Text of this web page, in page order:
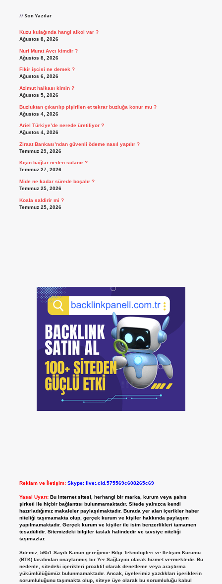
Son Yazılar
Kuzu kulağında hangi alkol var ?
Ağustos 8, 2026
Nuri Murat Avcı kimdir ?
Ağustos 8, 2026
Fikir işcisi ne demek ?
Ağustos 6, 2026
Azimut halkası kimin ?
Ağustos 5, 2026
Buzluktan çıkarılıp pişirilen et tekrar buzluğa konur mu ?
Ağustos 4, 2026
Ariel Türkiye’de nerede üretiliyor ?
Ağustos 4, 2026
Ziraat Bankası’ndan güvenli ödeme nasıl yapılır ?
Temmuz 29, 2026
Kışın bağlar neden sulanır ?
Temmuz 27, 2026
Mide ne kadar sürede boşalır ?
Temmuz 25, 2026
Koala saldirir mi ?
Temmuz 25, 2026
Reklam ve İletişim: Skype: live:.cid.575569c608265c69
Yasal Uyarı: Bu internet sitesi, herhangi bir marka, kurum veya şahıs
şirketi ile hiçbir bağlantısı bulunmamaktadır. Sitede yalnızca kendi
hazırladığımız makaleler paylaşılmaktadır. Burada yer alan içerikler haber
niteliği taşımamakta olup, gerçek kurum ve kişiler hakkında paylaşım
yapılmamaktadır. Gerçek kurum ve kişiler ile isim benzerlikleri tamamen
tesadüfidir. Sitemizdeki bilgiler taslak halindedir ve tavsiye niteliği
taşımazlar.
Sitemiz, 5651 Sayılı Kanun gereğince Bilgi Teknolojileri ve İletişim Kurumu
(BTK) tarafından onaylanmış bir Yer Sağlayıcı olarak hizmet vermektedir. Bu
nedenle, sitedeki içerikleri proaktif olarak denetleme veya araştırma
yükümlülüğümüz bulunmamaktadır. Ancak, üyelerimiz yazdıkları içeriklerin
sorumluluğunu taşımakta olup, siteye üye olarak bu sorumluluğu kabul